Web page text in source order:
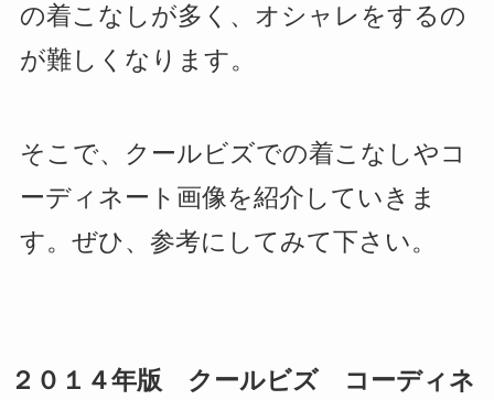
の着こなしが多く、オシャレをするの
が難しくなります。
そこで、クールビズでの着こなしやコ
ーディネート画像を紹介していきま
す。ぜひ、参考にしてみて下さい。
２０１４年版 クールビズ コーディネ